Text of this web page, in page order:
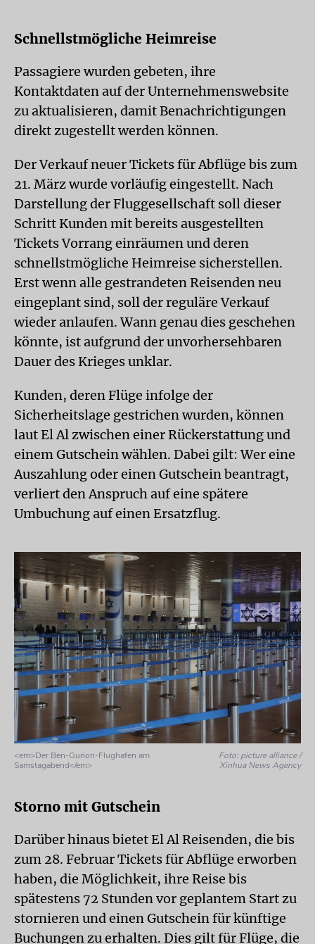
Schnellstmögliche Heimreise
Passagiere wurden gebeten, ihre
Kontaktdaten auf der Unternehmenswebsite
zu aktualisieren, damit Benachrichtigungen
direkt zugestellt werden können.
Der Verkauf neuer Tickets für Abflüge bis zum
21. März wurde vorläufig eingestellt. Nach
Darstellung der Fluggesellschaft soll dieser
Schritt Kunden mit bereits ausgestellten
Tickets Vorrang einräumen und deren
schnellstmögliche Heimreise sicherstellen.
Erst wenn alle gestrandeten Reisenden neu
eingeplant sind, soll der reguläre Verkauf
wieder anlaufen. Wann genau dies geschehen
könnte, ist aufgrund der unvorhersehbaren
Dauer des Krieges unklar.
Kunden, deren Flüge infolge der
Sicherheitslage gestrichen wurden, können
laut El Al zwischen einer Rückerstattung und
einem Gutschein wählen. Dabei gilt: Wer eine
Auszahlung oder einen Gutschein beantragt,
verliert den Anspruch auf eine spätere
Umbuchung auf einen Ersatzflug.
<em>Der Ben-Gurion-Flughafen am
Samstagabend</em>
Foto: picture alliance /
Xinhua News Agency
Storno mit Gutschein
Darüber hinaus bietet El Al Reisenden, die bis
zum 28. Februar Tickets für Abflüge erworben
haben, die Möglichkeit, ihre Reise bis
spätestens 72 Stunden vor geplantem Start zu
stornieren und einen Gutschein für künftige
Buchungen zu erhalten. Dies gilt für Flüge, die